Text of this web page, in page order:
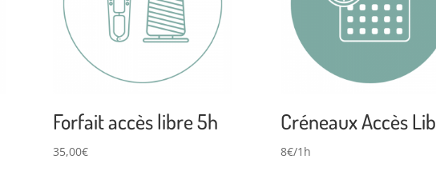
Forfait accès libre 5h
35,00€
Créneaux Accès
8€/1h